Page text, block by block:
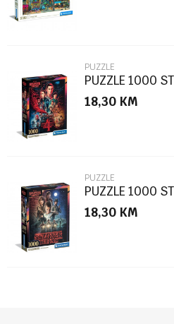
POŠALJI
PUZZLE
PUZZLE 1000
18,30 KM
PUZZLE
PUZZLE 1000
18,30 KM